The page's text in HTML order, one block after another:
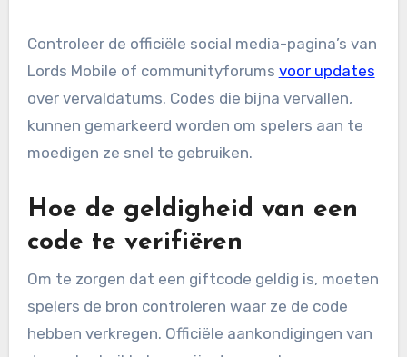
Controleer de officiële social media-pagina’s van
Lords Mobile of communityforums voor updates
over vervaldatums. Codes die bijna vervallen,
kunnen gemarkeerd worden om spelers aan te
moedigen ze snel te gebruiken.
Hoe de geldigheid van een
code te verifiëren
Om te zorgen dat een giftcode geldig is, moeten
spelers de bron controleren waar ze de code
hebben verkregen. Officiële aankondigingen van